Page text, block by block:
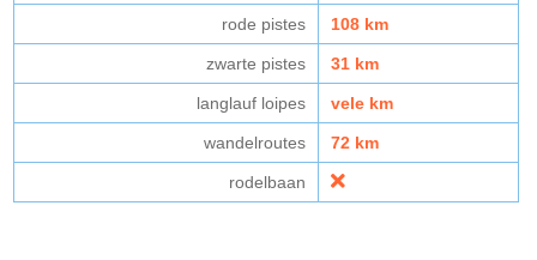
rode pistes 108 km
zwarte pistes 31 km
langlauf loipes vele km
wandelroutes 72 km
rodelbaan